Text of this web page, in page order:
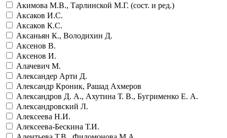
Акимова М.В., Тарлинской М.Г. (сост. и ред.)
Аксаков И.С.
Аксаков К.С.
Аксаньян К., Володихин Д.
Аксенов В.
Аксенов И.
Алачевич М.
Александер Арти Д.
Александр Кроник, Рашад Ахмеров
Александров Д. А., Ахутина Т. В., Бугрименко Е. А.
Александровский Л.
Алексеева Н.И.
Алексеева-Бескина Т.И.